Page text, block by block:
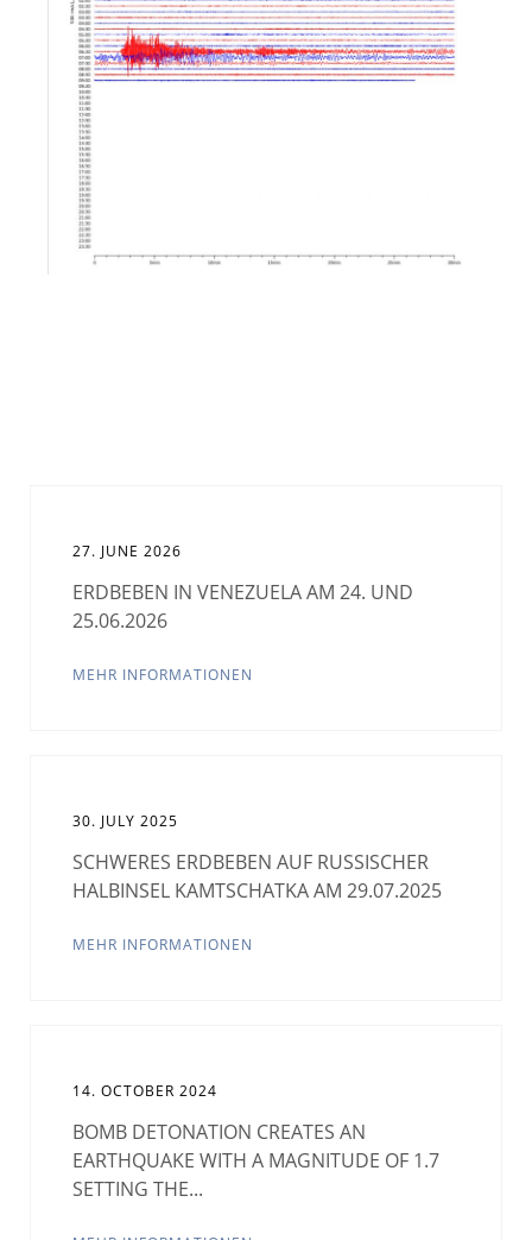
27. JUNE 2026
ERDBEBEN IN VENEZUELA AM 24. UND
25.06.2026
MEHR INFORMATIONEN
30. JULY 2025
SCHWERES ERDBEBEN AUF RUSSISCHER
HALBINSEL KAMTSCHATKA AM 29.07.2025
MEHR INFORMATIONEN
14. OCTOBER 2024
BOMB DETONATION CREATES AN
EARTHQUAKE WITH A MAGNITUDE OF 1.7
SETTING THE...